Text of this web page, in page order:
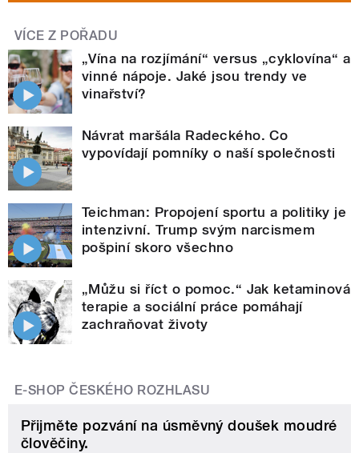
VÍCE Z POŘADU
„Vína na rozjímání“ versus „cyklovína“ a
vinné nápoje. Jaké jsou trendy ve
vinařství?
Návrat maršála Radeckého. Co
vypovídají pomníky o naší společnosti
Teichman: Propojení sportu a politiky je
intenzivní. Trump svým narcismem
pošpiní skoro všechno
„Můžu si říct o pomoc.“ Jak ketaminová
terapie a sociální práce pomáhají
zachraňovat životy
E-SHOP ČESKÉHO ROZHLASU
Přijměte pozvání na úsměvný doušek moudré
člověčiny.